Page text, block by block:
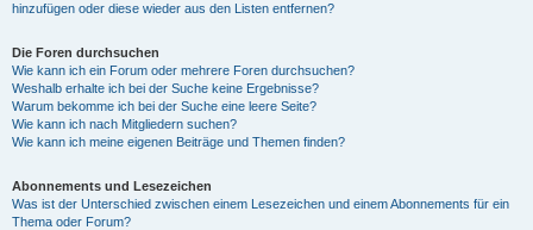
hinzufügen oder diese wieder aus den Listen entfernen?
Die Foren durchsuchen
Wie kann ich ein Forum oder mehrere Foren durchsuchen?
Weshalb erhalte ich bei der Suche keine Ergebnisse?
Warum bekomme ich bei der Suche eine leere Seite?
Wie kann ich nach Mitgliedern suchen?
Wie kann ich meine eigenen Beiträge und Themen finden?
Abonnements und Lesezeichen
Was ist der Unterschied zwischen einem Lesezeichen und einem Abonnements für ein
Thema oder Forum?